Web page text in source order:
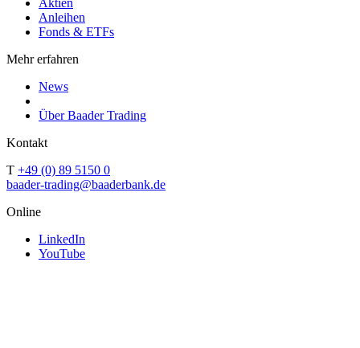
Aktien
Anleihen
Fonds & ETFs
Mehr erfahren
News
Über Baader Trading
Kontakt
T +49 (0) 89 5150 0
baader-trading@baaderbank.de
Online
LinkedIn
YouTube